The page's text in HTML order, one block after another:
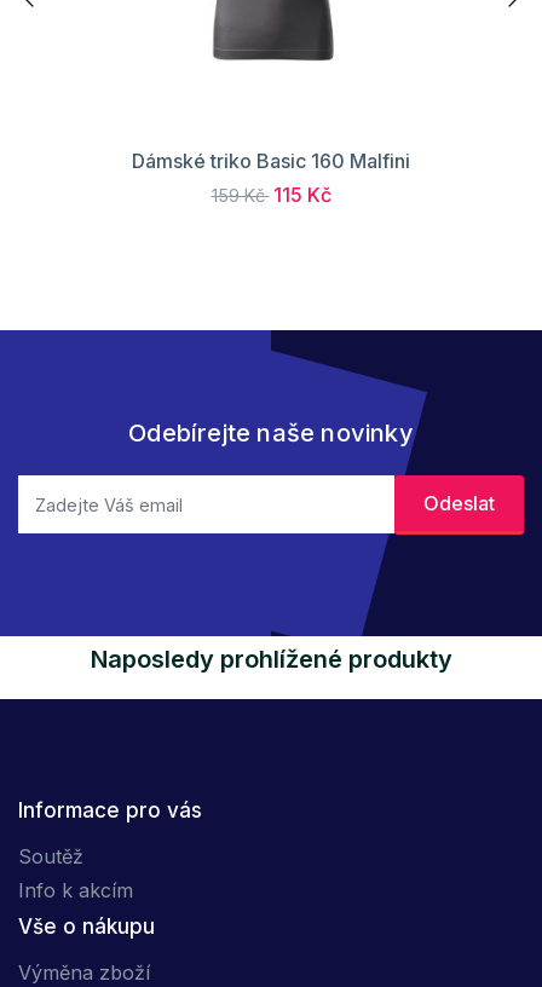
Dámské triko Basic 160 Malfini
159 Kč 115 Kč
Odebírejte naše novinky
Naposledy prohlížené produkty
Informace pro vás
Soutěž
Info k akcím
Vše o nákupu
Výměna zboží